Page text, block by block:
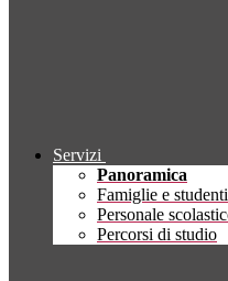
Servizi
Panoramica
Famiglie e studenti
Personale
Percorsi di studio